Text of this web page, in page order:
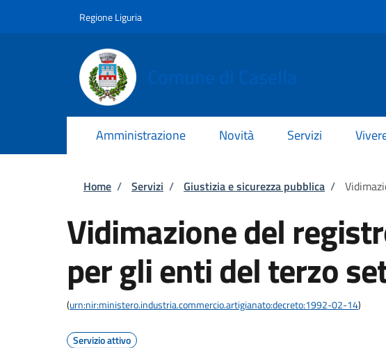
Regione Liguria
Amministrazione Novità Servizi
Briciole di pane
Home / Servizi / Giustizia e sicurezza pubblica /
Vidimazione del
per gli enti del terzo
(urn:nir:ministero.industria.commercio.artigianato:decreto:1992-02-14)
Servizio attivo